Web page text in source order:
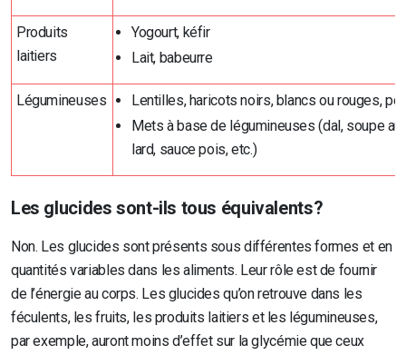
Produits
laitiers
Yogourt, kéfir
Lait, babeurre
Légumineuses
Lentilles, haricots noirs, blancs ou rouges,
Mets à base de légumineuses (dal, soupe
lard, sauce pois, etc.)
Les glucides sont-ils tous équivalents?
Non. Les glucides sont présents sous différentes formes et en
quantités variables dans les aliments. Leur rôle est de fournir
de l’énergie au corps. Les glucides qu’on retrouve dans les
féculents, les fruits, les produits laitiers et les légumineuses,
par exemple, auront moins d’effet sur la glycémie que ceux